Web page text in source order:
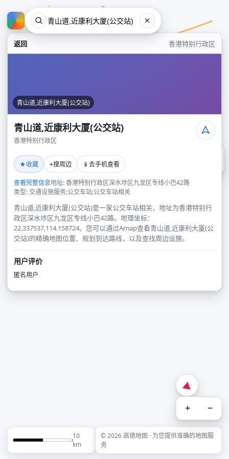
返回 香港特别行政区
青山道,近康利大厦(公交站)
青山道,近康利大厦(公交站)
香港特别行政区
★收藏 ⌖搜周边 📱 去手机查看
查看完整信息地址: 香港特别行政区深水埗区九龙区专线小巴42路
类型: 交通设施服务;公交车站;公交车站相关
青山道,近康利大厦(公交站)是一家公交车站相关，地址为香港特别行
政区深水埗区九龙区专线小巴42路。地理坐标：
22.337537,114.158724。您可以通过Amap查看青山道,近康利大厦(公
交站)的精确地图位置、规划到达路线，以及查找周边设施。
用户评价
匿名用户
+ −
10
km
© 2026 高德地图 · 为您提供准确的地图服
务